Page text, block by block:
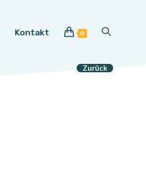
Kontakt 0 Website-
Zurück